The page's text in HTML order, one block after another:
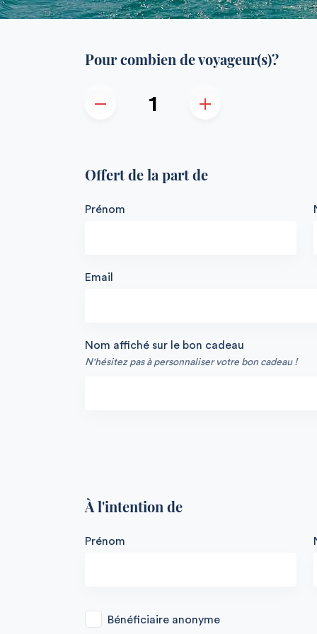
Pour combien de voyageur(s)?
Offert de la part de
Prénom
Email
Nom affiché sur le bon cadeau
N'hésitez pas à personnaliser votre bon cadeau !
À l'intention de
Prénom
Bénéficiaire anonyme